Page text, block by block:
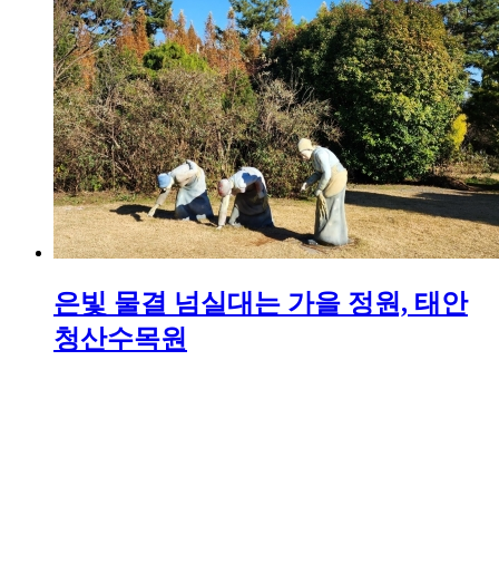
은빛 물결 넘실대는 가을 정원, 태안
청산수목원